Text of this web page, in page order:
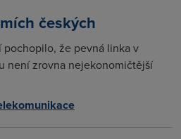
českých
že pevná linka v
není zrovna nejekonomičtější